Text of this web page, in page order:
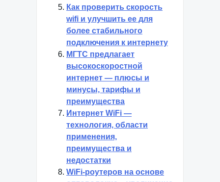
Как проверить скорость
wifi и улучшить ее для
более стабильного
подключения к интернету
МГТС предлагает
высокоскоростной
интернет — плюсы и
минусы, тарифы и
преимущества
Интернет WiFi —
технология, области
применения,
преимущества и
недостатки
WiFi-роутеров на основе